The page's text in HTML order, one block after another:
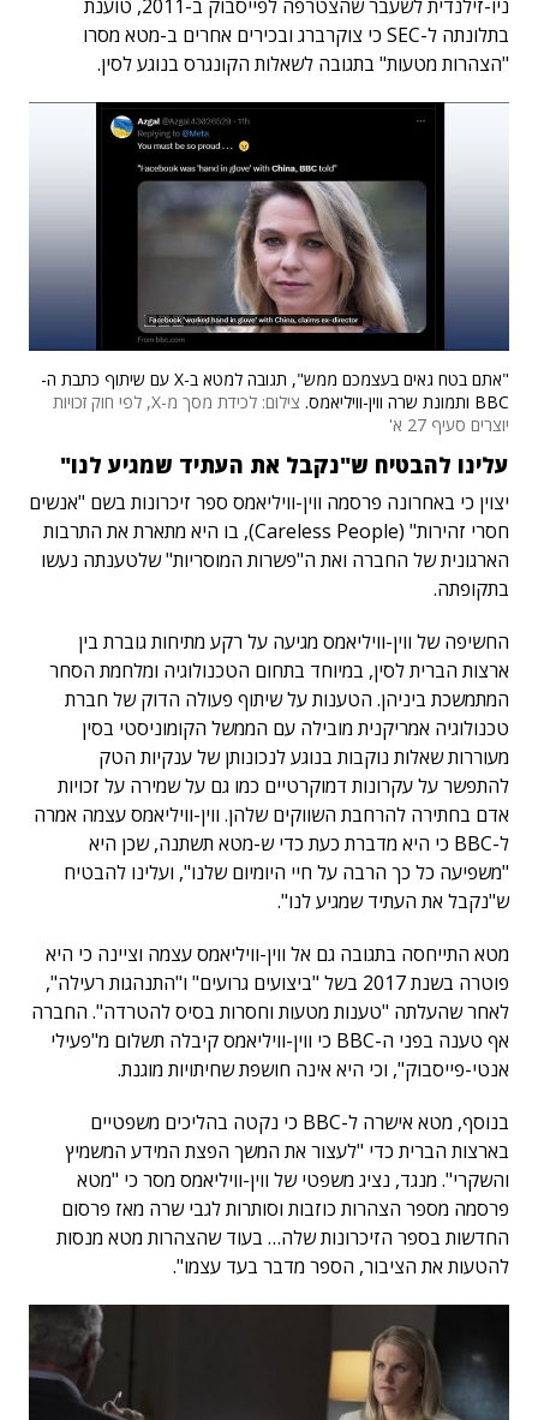
ניו-זילנדית לשעבר שהצטרפה לפייסבוק ב-2011, טוענת
בתלונתה ל-SEC כי צוקרברג ובכירים אחרים ב-מטא מסרו
"הצהרות מטעות" בתגובה לשאלות הקונגרס בנוגע לסין.
"אתם בטח גאים בעצמכם ממש", תגובה למטא ב-X עם שיתוף כתבת ה-
BBC ותמונת שרה ווין-וויליאמס.
צילום: לכידת מסך מ-X, לפי חוק זכויות
יוצרים סעיף 27 א'
עלינו להבטיח ש"נקבל את העתיד שמגיע לנו"
יצוין כי באחרונה פרסמה ווין-וויליאמס ספר זיכרונות בשם "אנשים
חסרי זהירות" (Careless People), בו היא מתארת את התרבות
הארגונית של החברה ואת ה"פשרות המוסריות" שלטענתה נעשו
בתקופתה.
החשיפה של ווין-וויליאמס מגיעה על רקע מתיחות גוברת בין
ארצות הברית לסין, במיוחד בתחום הטכנולוגיה ומלחמת הסחר
המתמשכת ביניהן. הטענות על שיתוף פעולה הדוק של חברת
טכנולוגיה אמריקנית מובילה עם הממשל הקומוניסטי בסין
מעוררות שאלות נוקבות בנוגע לנכונותן של ענקיות הטק
להתפשר על עקרונות דמוקרטיים כמו גם על שמירה על זכויות
אדם בחתירה להרחבת השווקים שלהן. ווין-וויליאמס עצמה אמרה
ל-BBC כי היא מדברת כעת כדי ש-מטא תשתנה, שכן היא
"משפיעה כל כך הרבה על חיי היומיום שלנו", ועלינו להבטיח
ש"נקבל את העתיד שמגיע לנו".
מטא התייחסה בתגובה גם אל ווין-וויליאמס עצמה וציינה כי היא
פוטרה בשנת 2017 בשל "ביצועים גרועים" ו"התנהגות רעילה",
לאחר שהעלתה "טענות מטעות וחסרות בסיס להטרדה". החברה
אף טענה בפני ה-BBC כי ווין-וויליאמס קיבלה תשלום מ"פעילי
אנטי-פייסבוק", וכי היא אינה חושפת שחיתויות מוגנת.
בנוסף, מטא אישרה ל-BBC כי נקטה בהליכים משפטיים
בארצות הברית כדי "לעצור את המשך הפצת המידע המשמיץ
והשקרי". מנגד, נציג משפטי של ווין-וויליאמס מסר כי "מטא
פרסמה מספר הצהרות כוזבות וסותרות לגבי שרה מאז פרסום
החדשות בספר הזיכרונות שלה… בעוד שהצהרות מטא מנסות
להטעות את הציבור, הספר מדבר בעד עצמו".